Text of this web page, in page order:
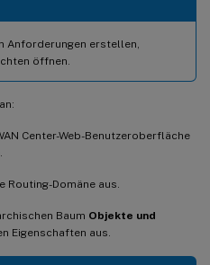
Anforderungen erstellen,
öffnen.
Center-Web-Benutzeroberfläche
Routing-Domäne aus.
Baum Objekte und
Eigenschaften aus.